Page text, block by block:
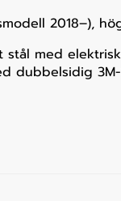
2018–),
stål med
dubbelsidig